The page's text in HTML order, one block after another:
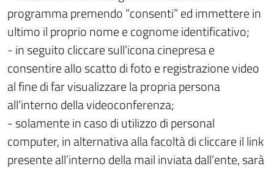
programma premendo “consenti” ed immettere in
ultimo il proprio nome e cognome identificativo;
- in seguito cliccare sull’icona cinepresa e
consentire allo scatto di foto e registrazione video
al fine di far visualizzare la propria persona
all’interno della videoconferenza;
- solamente in caso di utilizzo di personal
computer, in alternativa alla facoltà di cliccare il link
presente all’interno della mail inviata dall’ente, sarà